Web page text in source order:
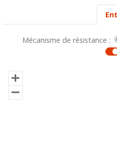
Mécanisme de résistance :